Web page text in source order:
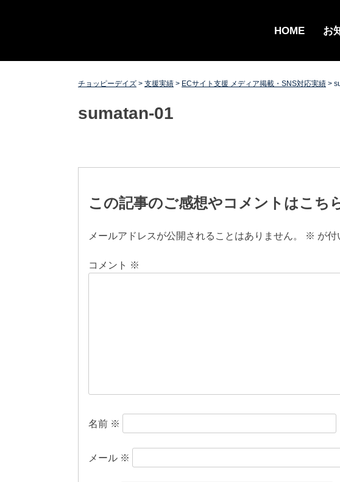
チング チョッピーデイズ ChoppyDays
HOME お
チョッピーデイズ > 支援実績 > ECサイト支援 メディア掲載・SNS対応実績 >
sumatan-01
稿
ゲ
この記事のご感想やコメントはこち
メールアドレスが公開されることはありません。 ※ が付
コメント ※
名前 ※
メール ※